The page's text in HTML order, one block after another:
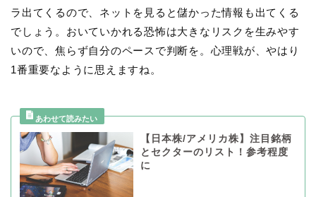
ラ出てくるので、ネットを見ると儲かった情報も出てくる
でしょう。おいていかれる恐怖は大きなリスクを生みやす
いので、焦らず自分のペースで判断を。心理戦が、やはり
1番重要なように思えますね。
【日本株/アメリカ株】注目銘柄
とセクターのリスト！参考程度
に